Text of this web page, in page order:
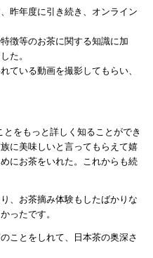
昨年度に引き続き、オンライン
徴等のお茶に関する知識に加
た。
ている動画を撮影してもらい、
とをもっと詳しく知ることができ
に美味しいと言ってもらえて嬉
にお茶をいれた。これからも続
、お茶摘み体験もしたばかりな
ったです。
ことをしれて、日本茶の奥深さ